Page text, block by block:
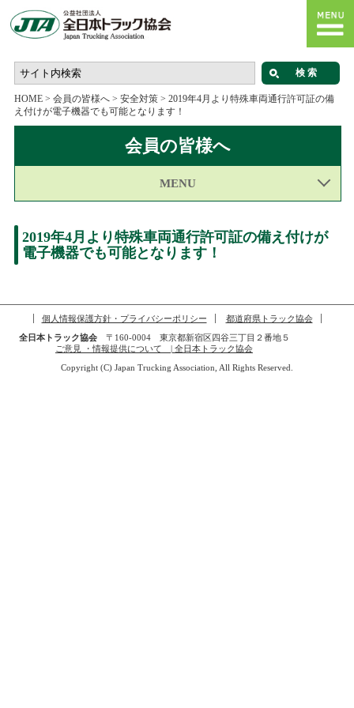
HOME> 会員の皆様へ> 安全対策> 2019年4月より特殊車両通行許可証の備
え付けが電子機器でも可能となります！
会員の皆様へ
MENU
2019年4月より特殊車両通行許可証の備え付けが
電子機器でも可能となります！
個人情報保護方針・プライバシーポリシー
都道府県トラック協会
全日本トラック協会〒160-0004 東京都新宿区四谷三丁目２番地５
ご意見 ・情報提供について | 全日本トラック協会
Copyright (C) Japan Trucking Association, All Rights Reserved.